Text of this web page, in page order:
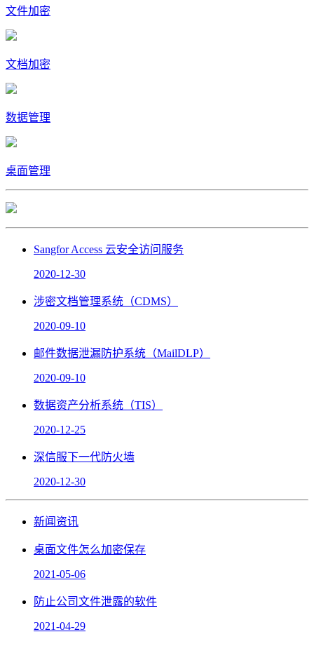
文件加密
文档加密
数据管理
桌面管理
Sangfor Access 云安全访问服务
2020-12-30
涉密文档管理系统（CDMS）
2020-09-10
邮件数据泄漏防护系统（MailDLP）
2020-09-10
数据资产分析系统（TIS）
2020-12-25
深信服下一代防火墙
2020-12-30
新闻资讯
桌面文件怎么加密保存
2021-05-06
防止公司文件泄露的软件
2021-04-29